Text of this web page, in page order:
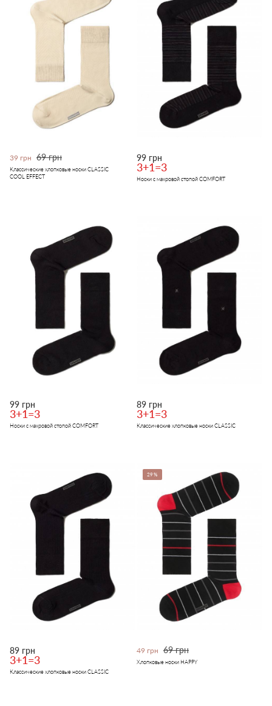
39 грн 69 грн
Классические хлопковые носки CLASSIC
COOL EFFECT
99 грн
3+1=3
Носки с махровой стопой COMFORT
99 грн
3+1=3
Носки с махровой стопой COMFORT
89 грн
3+1=3
Классические хлопковые носки CLASSIC
89 грн
3+1=3
Классические хлопковые носки CLASSIC
29%
49 грн 69 грн
Хлопковые носки HAPPY